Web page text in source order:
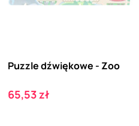
Puzzle dźwiękowe - Zoo
Cena
65,53 zł